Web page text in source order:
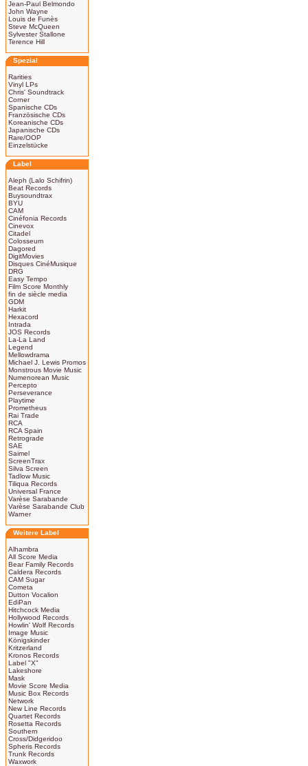
Jean-Paul Belmondo
John Wayne
Louis de Funès
Steve McQueen
Sylvester Stallone
Terence Hill
Spezial
Rarities
Vinyl LPs
Chris' Soundtrack
Corner
Spanische CDs
Französische CDs
Koreanische CDs
Japanische CDs
Rare/OOP
Einzelstücke
Label
Aleph (Lalo Schifrin)
Beat Records
Buysoundtrax
BYU
CAM
Cinéfonia Records
Cinevox
Citadel
Colosseum
Dagored
DigitMovies
Disques CinéMusique
DRG
Easy Tempo
Film Score Monthly
fin de siècle media
GDM
Harkit
Hexacord
Intrada
JOS Records
La-La Land
Legend
Mellowdrama
Michael J. Lewis Promos
Monstrous Movie Music
Numenorean Music
Percepto
Perseverance
Playtime
Prometheus
Rai Trade
RCA
RCA Spain
Retrograde
SAE
Saimel
ScreenTrax
Silva Screen
Tadlow Music
Tiliqua Records
Universal France
Varèse Sarabande
Varèse Sarabande Club
Warner
Weitere Label
Alhambra
All Score Media
Bear Family Records
Caldera Records
CAM Sugar
Cometa
Dutton Vocalion
EdiPan
Hitchcock Media
Hollywood Records
Howlin' Wolf Records
Image Music
Königskinder
Kritzerland
Kronos Records
Label "X"
Lakeshore
Mask
Movie Score Media
Music Box Records
Network
New Line Records
Quartet Records
Rosetta Records
Southern
Cross/Didgeridoo
Spheris Records
Trunk Records
Waxwork